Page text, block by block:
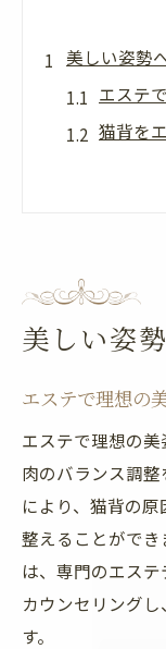
美しい姿勢
エステ
猫背を
前橋市
猫背改善で
前橋市
猫背改
エステ
猫背改
長年の悩み
エステ
猫背改
エステ
美しい姿
エステで理想の
エステで理想の
肉のバランス調
により、猫背の
整えることがで
は、専門のエス
カウンセリング
す。